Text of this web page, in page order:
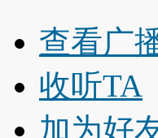
查看广
收听TA
加为好